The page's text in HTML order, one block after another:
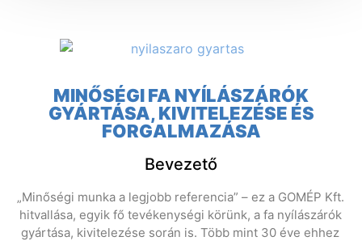
MINŐSÉGI FA NYÍLÁSZÁRÓK
GYÁRTÁSA, KIVITELEZÉSE ÉS
FORGALMAZÁSA
Bevezető
„Minőségi munka a legjobb referencia” – ez a GOMÉP Kft.
hitvallása, egyik fő tevékenységi körünk, a fa nyílászárók
gyártása, kivitelezése során is. Több mint 30 éve ehhez